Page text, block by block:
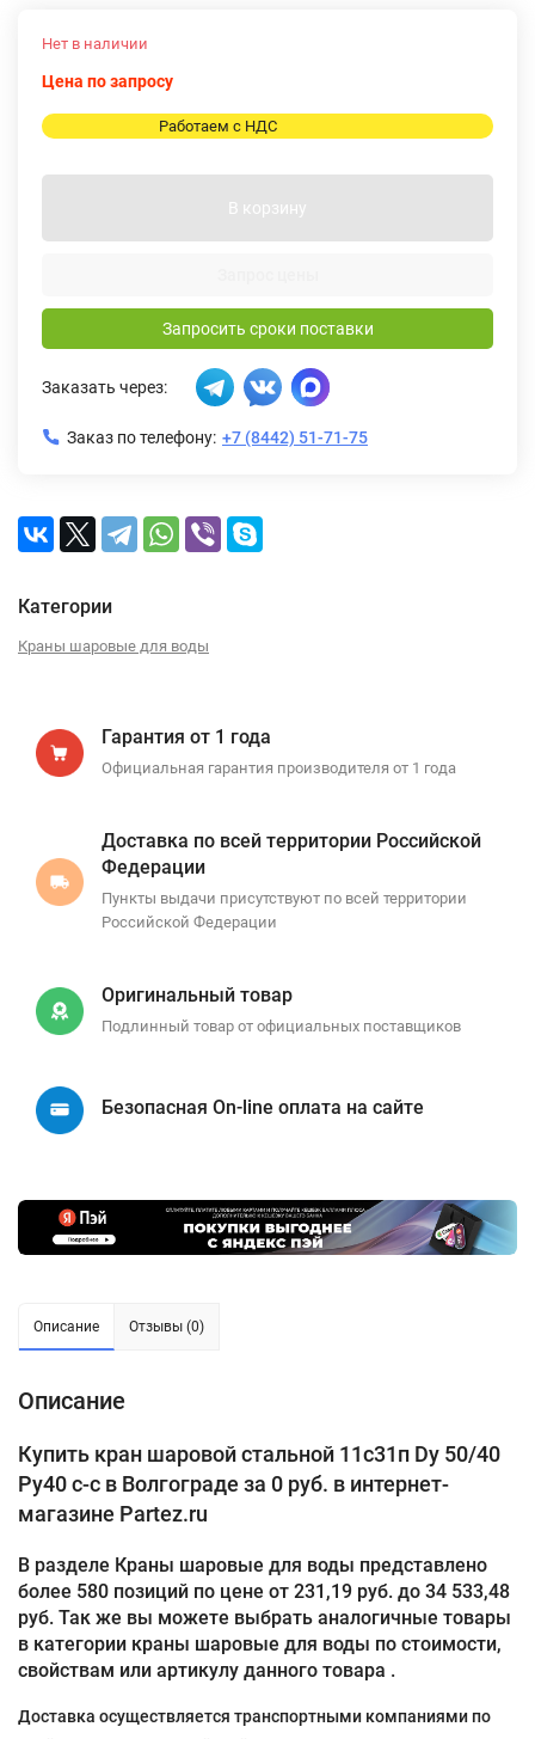
Нет в наличии
Цена по запросу
Работаем с НДС
В корзину
Запросить сроки поставки
Заказать через:
Заказ по телефону: +7 (8442) 51-71-75
Категории
Краны шаровые для воды
Гарантия от 1 года
Официальная гарантия производителя от 1 года
Доставка по всей территории Российской
Федерации
Пункты выдачи присутствуют по всей территории
Российской Федерации
Оригинальный товар
Подлинный товар от официальных поставщиков
Безопасная On-line оплата на сайте
Описание Отзывы (0)
Описание
Купить кран шаровой стальной 11с31п Dу 50/40
Pу40 с-с в Волгограде за 0 руб. в интернет-
магазине Partez.ru
В разделе Краны шаровые для воды представлено
более 580 позиций по цене от 231,19 руб. до 34 533,48
руб. Так же вы можете выбрать аналогичные товары
в категории краны шаровые для воды по стоимости,
свойствам или артикулу данного товара .
Доставка осуществляется транспортными компаниями по